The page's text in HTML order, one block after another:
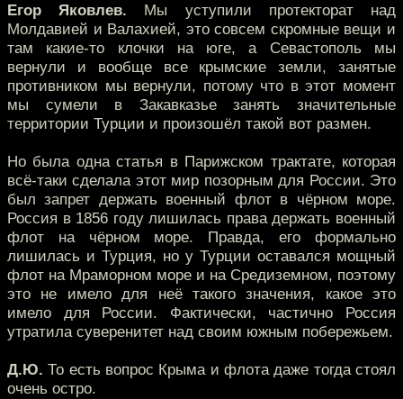
Егор Яковлев. Мы уступили протекторат над
Молдавией и Валахией, это совсем скромные вещи и
там какие-то клочки на юге, а Севастополь мы
вернули и вообще все крымские земли, занятые
противником мы вернули, потому что в этот момент
мы сумели в Закавказье занять значительные
территории Турции и произошёл такой вот размен.
Но была одна статья в Парижском трактате, которая
всё-таки сделала этот мир позорным для России. Это
был запрет держать военный флот в чёрном море.
Россия в 1856 году лишилась права держать военный
флот на чёрном море. Правда, его формально
лишилась и Турция, но у Турции оставался мощный
флот на Мраморном море и на Средиземном, поэтому
это не имело для неё такого значения, какое это
имело для России. Фактически, частично Россия
утратила суверенитет над своим южным побережьем.
Д.Ю. То есть вопрос Крыма и флота даже тогда стоял
очень остро.